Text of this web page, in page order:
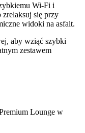
Wi-Fi i
zrelaksuj się przy
widoki na asfalt.
aby wziąć szybki
zestawem
Lounge w